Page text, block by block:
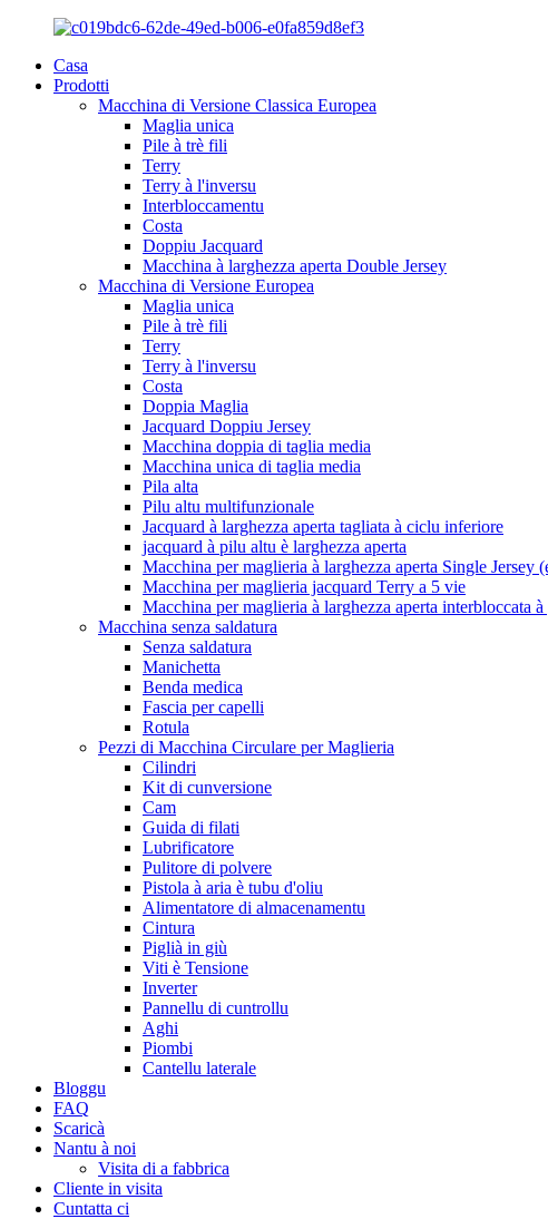
Casa
Prodotti
Macchina di Versione Classica Europea
Maglia unica
Pile à trè fili
Terry
Terry à l'inversu
Interbloccamentu
Costa
Doppiu Jacquard
Macchina à larghezza aperta Double Jersey
Macchina di Versione Europea
Maglia unica
Pile à trè fili
Terry
Terry à l'inversu
Costa
Doppia Maglia
Jacquard Doppiu Jersey
Macchina doppia di taglia media
Macchina unica di taglia media
Pila alta
Pilu altu multifunzionale
Jacquard à larghezza aperta tagliata à ciclu inferiore
jacquard à pilu altu è larghezza aperta
Macchina per maglieria à larghezza aperta Single Jersey
Macchina per maglieria jacquard Terry a 5 vie
Macchina per maglieria à larghezza aperta interbloccata à
Macchina senza saldatura
Senza saldatura
Manichetta
Benda medica
Fascia per capelli
Rotula
Pezzi di Macchina Circulare per Maglieria
Cilindri
Kit di cunversione
Cam
Guida di filati
Lubrificatore
Pulitore di polvere
Pistola à aria è tubu d'oliu
Alimentatore di almacenamentu
Cintura
Piglià in giù
Viti è Tensione
Inverter
Pannellu di cuntrollu
Aghi
Piombi
Cantellu laterale
Bloggu
FAQ
Scaricà
Nantu à noi
Visita di a fabbrica
Cliente in visita
Cuntatta ci